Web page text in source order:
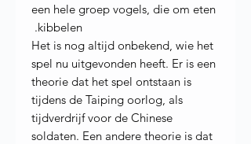
een hele groep vogels, die om eten
kibbelen.
Het is nog altijd onbekend, wie het
spel nu uitgevonden heeft. Er is een
theorie dat het spel ontstaan is
tijdens de Taiping oorlog, als
tijdverdrijf voor de Chinese
soldaten. Een andere theorie is dat